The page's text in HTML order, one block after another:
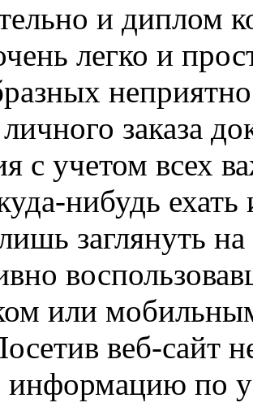
и диплом
легко и
заказа
с учетом всех
нибудь ехать
заглянуть
или
веб-сайт
по